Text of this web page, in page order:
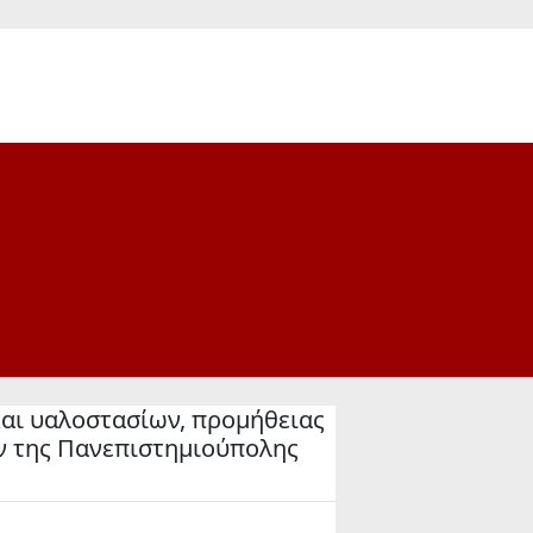
υαλοστασίων, προμήθειας
της Πανεπιστημιούπολης